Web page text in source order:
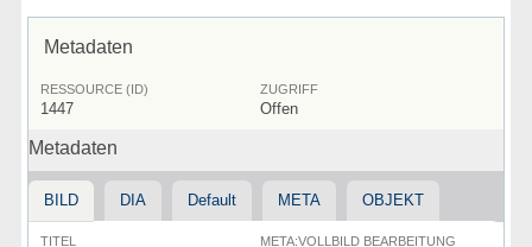
Metadaten
RESSOURCE (ID)
1447
ZUGRIFF
Offen
Metadaten
BILD DIA Default META OBJEKT
TITEL META:VOLLBILD BEARBEITUNG